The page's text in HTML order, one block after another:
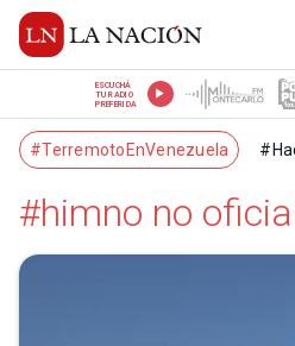
ESCUCHÁ
TU RADIO
PREFERIDA
#TerremotoEnVenezuela
#himno no